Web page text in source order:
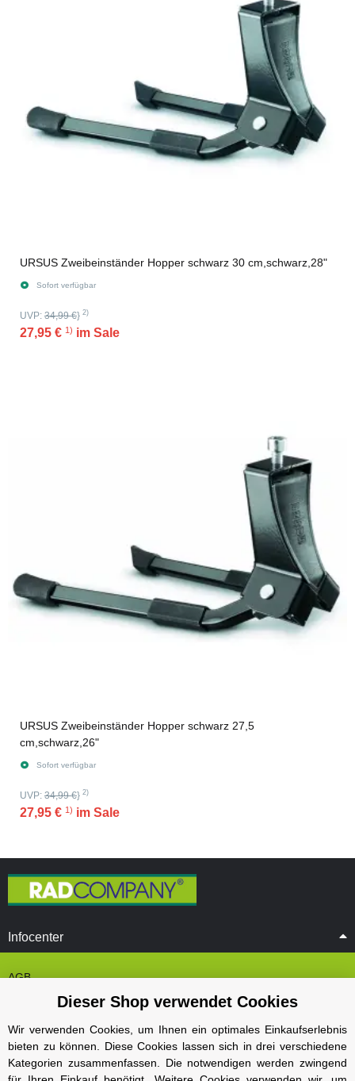
URSUS Zweibeinständer Hopper schwarz 30 cm,schwarz,28"
Sofort verfügbar
UVP: 34,99 €} 2)
27,95 € 1) im Sale
URSUS Zweibeinständer Hopper schwarz 27,5
cm,schwarz,26"
Sofort verfügbar
UVP: 34,99 €} 2)
27,95 € 1) im Sale
Infocenter
AGB
Cookie Einstelungen
Datenschutz
Impressum
Kontakt und Öffnungszeiten
Dieser Shop verwendet Cookies
Wir verwenden Cookies, um Ihnen ein optimales Einkaufserlebnis
bieten zu können. Diese Cookies lassen sich in drei verschiedene
Kategorien zusammenfassen. Die notwendigen werden zwingend